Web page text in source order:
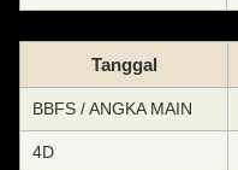
Tanggal
BBFS / ANGKA MAIN
4D